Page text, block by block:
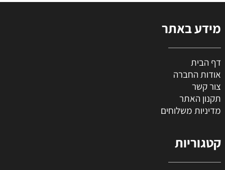
מידע באתר
דף הבית
אודות החברה
צור קשר
תקנון האתר
מדיניות משלוחים
קטגוריות